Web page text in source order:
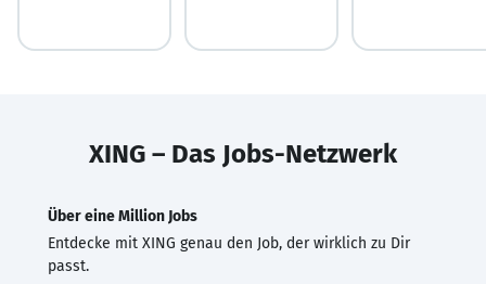
XING – Das Jobs-Netzwerk
Über eine Million Jobs
Entdecke mit XING genau den Job, der wirklich zu Dir
passt.